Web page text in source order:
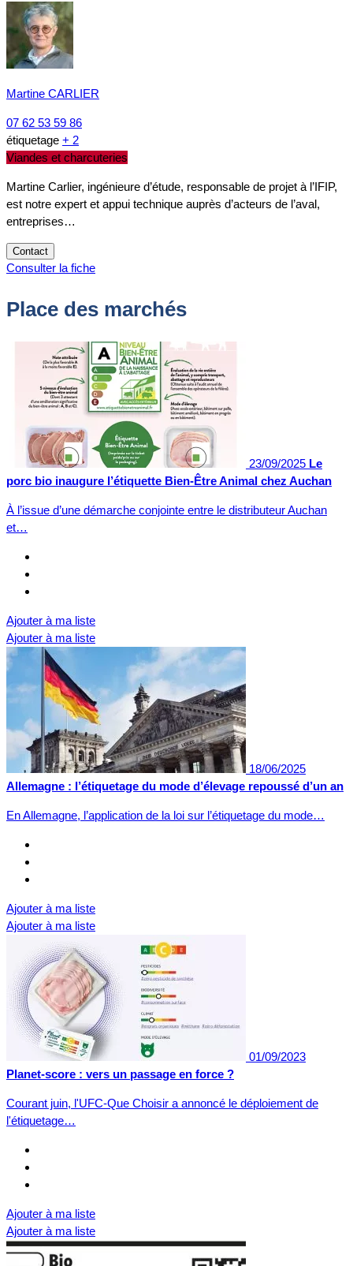
Martine CARLIER
07 62 53 59 86
étiquetage + 2
Viandes et charcuteries
Martine Carlier, ingénieure d’étude, responsable de projet à l’IFIP,
est notre expert et appui technique auprès d’acteurs de l’aval,
entreprises…
Contact
Consulter la fiche
Place des marchés
23/09/2025 Le
porc bio inaugure l’étiquette Bien-Être Animal chez Auchan
À l’issue d’une démarche conjointe entre le distributeur Auchan
et…
Ajouter à ma liste
Ajouter à ma liste
18/06/2025
Allemagne : l’étiquetage du mode d’élevage repoussé d’un an
En Allemagne, l’application de la loi sur l’étiquetage du mode…
Ajouter à ma liste
Ajouter à ma liste
01/09/2023
Planet-score : vers un passage en force ?
Courant juin, l'UFC-Que Choisir a annoncé le déploiement de
l'étiquetage…
Ajouter à ma liste
Ajouter à ma liste